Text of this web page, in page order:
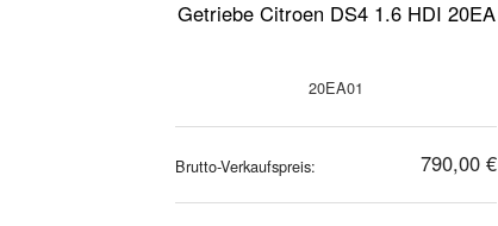
Getriebe Citroen DS4 1.6 HDI 20EA
20EA01
Brutto-Verkaufspreis: 790,00 €